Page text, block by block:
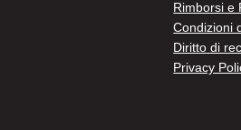
Rimborsi e
Condizioni
Diritto di
Privacy